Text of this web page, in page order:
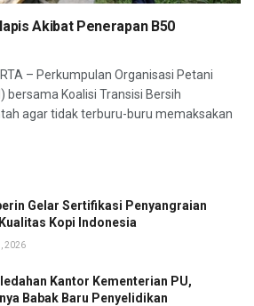
Akibat Penerapan B50
– Perkumpulan Organisasi Petani
bersama Koalisi Transisi Bersih
agar tidak terburu-buru memaksakan
Gelar Sertifikasi Penyangraian
Kopi Indonesia
2026
Kantor Kementerian PU,
Babak Baru Penyelidikan